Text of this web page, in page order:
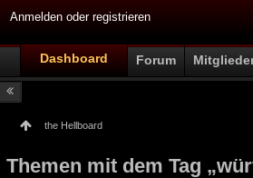
Anmelden oder registrieren
Dashboard Forum
the Hellboard
Themen mit dem Tag